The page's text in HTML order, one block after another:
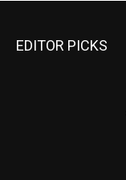
EDITOR PICKS